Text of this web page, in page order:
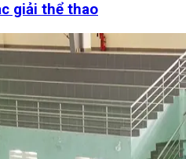
giải thể thao